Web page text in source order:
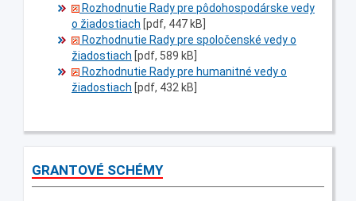
Rozhodnutie Rady pre pôdohospodárske vedy
o žiadostiach [pdf, 447 kB]
Rozhodnutie Rady pre spoločenské vedy o
žiadostiach [pdf, 589 kB]
Rozhodnutie Rady pre humanitné vedy o
žiadostiach [pdf, 432 kB]
GRANTOVÉ SCHÉMY